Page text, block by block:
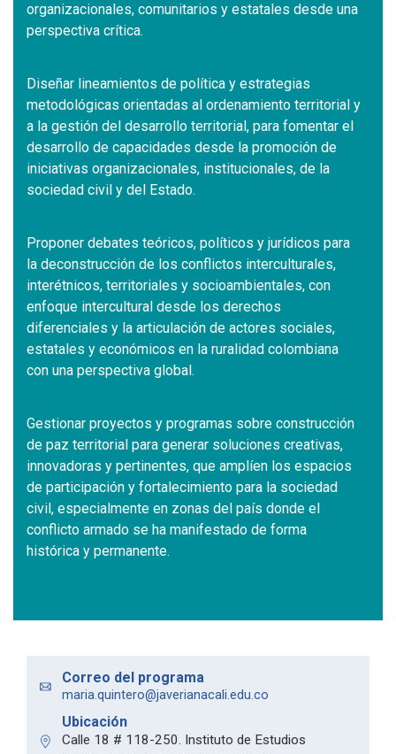
organizacionales, comunitarios y estatales desde una
perspectiva crítica.
Diseñar lineamientos de política y estrategias
metodológicas orientadas al ordenamiento territorial y
a la gestión del desarrollo territorial, para fomentar el
desarrollo de capacidades desde la promoción de
iniciativas organizacionales, institucionales, de la
sociedad civil y del Estado.
Proponer debates teóricos, políticos y jurídicos para
la deconstrucción de los conflictos interculturales,
interétnicos, territoriales y socioambientales, con
enfoque intercultural desde los derechos
diferenciales y la articulación de actores sociales,
estatales y económicos en la ruralidad colombiana
con una perspectiva global.
Gestionar proyectos y programas sobre construcción
de paz territorial para generar soluciones creativas,
innovadoras y pertinentes, que amplíen los espacios
de participación y fortalecimiento para la sociedad
civil, especialmente en zonas del país donde el
conflicto armado se ha manifestado de forma
histórica y permanente.
Correo del programa
maria.quintero@javerianacali.edu.co
Ubicación
Calle 18 # 118-250. Instituto de Estudios